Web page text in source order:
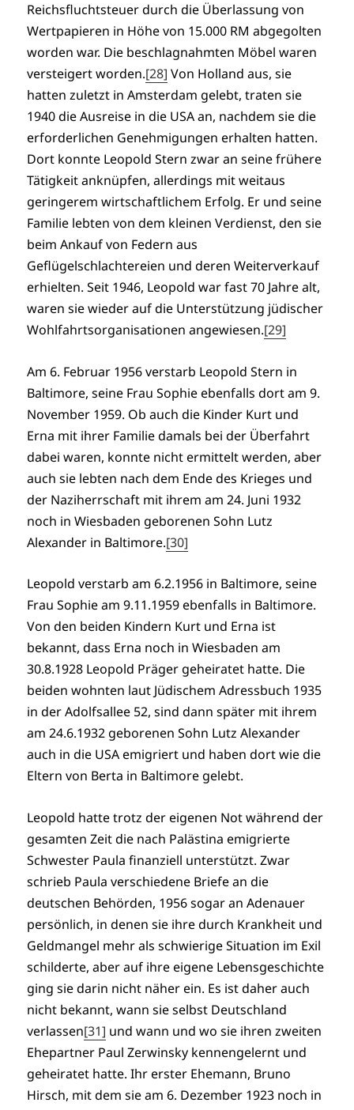
Reichsfluchtsteuer durch die Überlassung von
Wertpapieren in Höhe von 15.000 RM abgegolten
worden war. Die beschlagnahmten Möbel waren
versteigert worden.[28] Von Holland aus, sie
hatten zuletzt in Amsterdam gelebt, traten sie
1940 die Ausreise in die USA an, nachdem sie die
erforderlichen Genehmigungen erhalten hatten.
Dort konnte Leopold Stern zwar an seine frühere
Tätigkeit anknüpfen, allerdings mit weitaus
geringerem wirtschaftlichem Erfolg. Er und seine
Familie lebten von dem kleinen Verdienst, den sie
beim Ankauf von Federn aus
Geflügelschlachtereien und deren Weiterverkauf
erhielten. Seit 1946, Leopold war fast 70 Jahre alt,
waren sie wieder auf die Unterstützung jüdischer
Wohlfahrtsorganisationen angewiesen.[29]
Am 6. Februar 1956 verstarb Leopold Stern in
Baltimore, seine Frau Sophie ebenfalls dort am 9.
November 1959. Ob auch die Kinder Kurt und
Erna mit ihrer Familie damals bei der Überfahrt
dabei waren, konnte nicht ermittelt werden, aber
auch sie lebten nach dem Ende des Krieges und
der Naziherrschaft mit ihrem am 24. Juni 1932
noch in Wiesbaden geborenen Sohn Lutz
Alexander in Baltimore.[30]
Leopold verstarb am 6.2.1956 in Baltimore, seine
Frau Sophie am 9.11.1959 ebenfalls in Baltimore.
Von den beiden Kindern Kurt und Erna ist
bekannt, dass Erna noch in Wiesbaden am
30.8.1928 Leopold Präger geheiratet hatte. Die
beiden wohnten laut Jüdischem Adressbuch 1935
in der Adolfsallee 52, sind dann später mit ihrem
am 24.6.1932 geborenen Sohn Lutz Alexander
auch in die USA emigriert und haben dort wie die
Eltern von Berta in Baltimore gelebt.
Leopold hatte trotz der eigenen Not während der
gesamten Zeit die nach Palästina emigrierte
Schwester Paula finanziell unterstützt. Zwar
schrieb Paula verschiedene Briefe an die
deutschen Behörden, 1956 sogar an Adenauer
persönlich, in denen sie ihre durch Krankheit und
Geldmangel mehr als schwierige Situation im Exil
schilderte, aber auf ihre eigene Lebensgeschichte
ging sie darin nicht näher ein. Es ist daher auch
nicht bekannt, wann sie selbst Deutschland
verlassen[31] und wann und wo sie ihren zweiten
Ehepartner Paul Zerwinsky kennengelernt und
geheiratet hatte. Ihr erster Ehemann, Bruno
Hirsch, mit dem sie am 6. Dezember 1923 noch in